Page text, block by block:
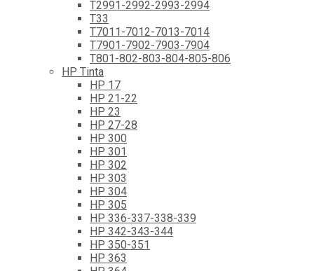
T2991-2992-2993-2994
T33
T7011-7012-7013-7014
T7901-7902-7903-7904
T801-802-803-804-805-806
HP Tinta
HP 17
HP 21-22
HP 23
HP 27-28
HP 300
HP 301
HP 302
HP 303
HP 304
HP 305
HP 336-337-338-339
HP 342-343-344
HP 350-351
HP 363